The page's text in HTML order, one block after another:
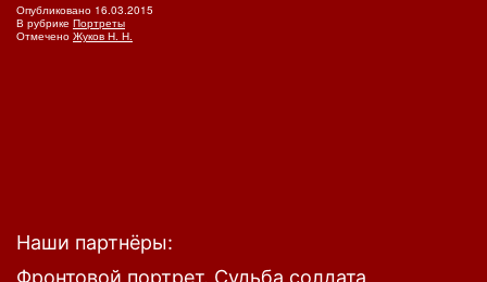
Опубликовано 16.03.2015
В рубрике Портреты
Отмечено Жуков Н. Н.
Наши партнёры:
Фронтовой портрет. Судьба солдата